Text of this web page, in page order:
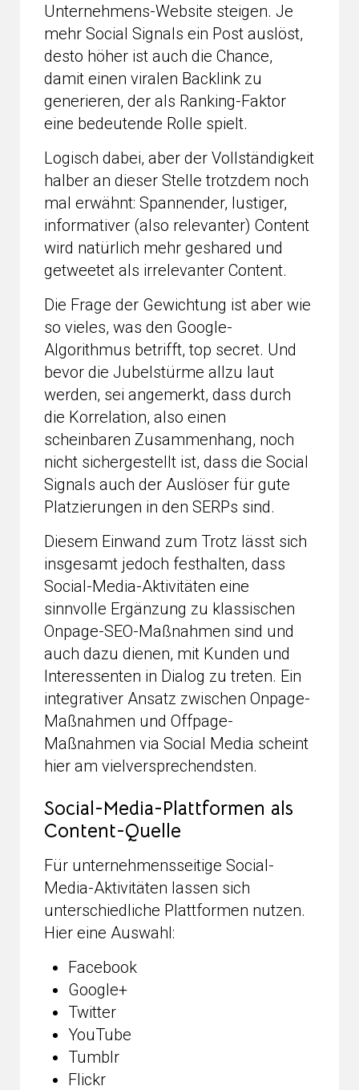
Unternehmens-Website steigen. Je
mehr Social Signals ein Post auslöst,
desto höher ist auch die Chance,
damit einen viralen Backlink zu
generieren, der als Ranking-Faktor
eine bedeutende Rolle spielt.
Logisch dabei, aber der Vollständigkeit
halber an dieser Stelle trotzdem noch
mal erwähnt: Spannender, lustiger,
informativer (also relevanter) Content
wird natürlich mehr geshared und
getweetet als irrelevanter Content.
Die Frage der Gewichtung ist aber wie
so vieles, was den Google-
Algorithmus betrifft, top secret. Und
bevor die Jubelstürme allzu laut
werden, sei angemerkt, dass durch
die Korrelation, also einen
scheinbaren Zusammenhang, noch
nicht sichergestellt ist, dass die Social
Signals auch der Auslöser für gute
Platzierungen in den SERPs sind.
Diesem Einwand zum Trotz lässt sich
insgesamt jedoch festhalten, dass
Social-Media-Aktivitäten eine
sinnvolle Ergänzung zu klassischen
Onpage-SEO-Maßnahmen sind und
auch dazu dienen, mit Kunden und
Interessenten in Dialog zu treten. Ein
integrativer Ansatz zwischen Onpage-
Maßnahmen und Offpage-
Maßnahmen via Social Media scheint
hier am vielversprechendsten.
Social-Media-Plattformen als
Content-Quelle
Für unternehmensseitige Social-
Media-Aktivitäten lassen sich
unterschiedliche Plattformen nutzen.
Hier eine Auswahl:
Facebook
Google+
Twitter
YouTube
Tumblr
Flickr